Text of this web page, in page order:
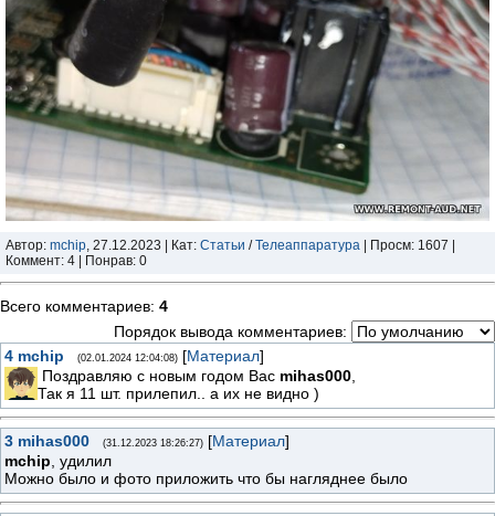
Автор: mchip, 27.12.2023 | Кат: Статьи /Телеаппаратура | Просм: 1607 |
Коммент: 4 | Понрав: 0
Всего комментариев: 4
Порядок вывода комментариев:
4 mchip (02.01.2024 12:04:08) [Материал]
Поздравляю с новым годом Вас mihas000
Так я 11 шт. прилепил.. а их не видно )
3 mihas000 (31.12.2023 18:26:27) [Материал]
mchip , удилил
Можно было и фото приложить что бы нагляднее было